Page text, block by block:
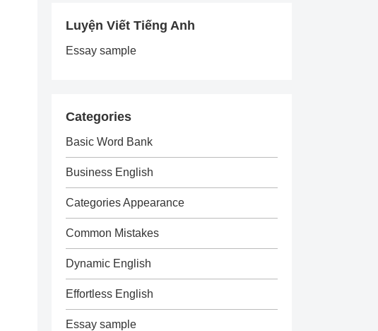
Luyện Viết Tiếng Anh
Essay sample
Categories
Basic Word Bank
Business English
Categories Appearance
Common Mistakes
Dynamic English
Effortless English
Essay sample